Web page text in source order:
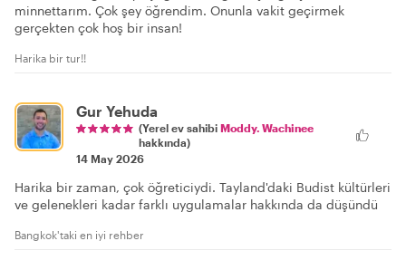
minnettarım. Çok şey öğrendim. Onunla vakit geçirmek
gerçekten çok hoş bir insan!
Harika bir tur!!
Gur Yehuda
(Yerel ev sahibi Moddy. Wachinee
hakkında)
14 May 2026
Harika bir zaman, çok öğreticiydi. Tayland'daki Budist kültürleri
ve gelenekleri kadar farklı uygulamalar hakkında da düşündü
Bangkok'taki en iyi rehber